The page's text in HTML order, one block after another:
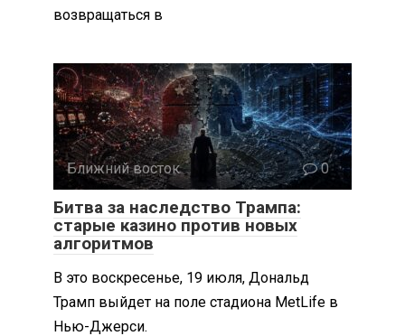
возвращаться в
Ближний восток 0
Битва за наследство Трампа:
старые казино против новых
алгоритмов
В это воскресенье, 19 июля, Дональд
Трамп выйдет на поле стадиона MetLife в
Нью-Джерси.